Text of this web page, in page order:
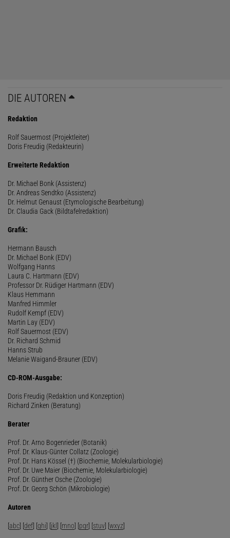
DIE AUTOREN
Redaktion
Rolf Sauermost (Projektleiter)
Doris Freudig (Redakteurin)
Erweiterte Redaktion
Dr. Michael Bonk (Assistenz)
Dr. Andreas Sendtko (Assistenz)
Dr. Helmut Genaust (Etymologische Bearbeitung)
Dr. Claudia Gack (Bildtafelredaktion)
Grafik:
Hermann Bausch
Dr. Michael Bonk (EDV)
Wolfgang Hanns
Laura C. Hartmann (EDV)
Professor Dr. Rüdiger Hartmann (EDV)
Klaus Hemmann
Manfred Himmler
Rudolf Kempf (EDV)
Martin Lay (EDV)
Rolf Sauermost (EDV)
Dr. Richard Schmid
Hanns Strub
Melanie Waigand-Brauner (EDV)
CD-ROM-Ausgabe:
Doris Freudig (Redaktion und Konzeption)
Richard Zinken (Beratung)
Berater
Prof. Dr. Arno Bogenrieder (Botanik)
Prof. Dr. Klaus-Günter Collatz (Zoologie)
Prof. Dr. Hans Kössel (†) (Biochemie, Molekularbiologie)
Prof. Dr. Uwe Maier (Biochemie, Molekularbiologie)
Prof. Dr. Günther Osche (Zoologie)
Prof. Dr. Georg Schön (Mikrobiologie)
Autoren
[abc] [def] [ghi] [jkl] [mno] [pqr] [stuv] [wxyz]